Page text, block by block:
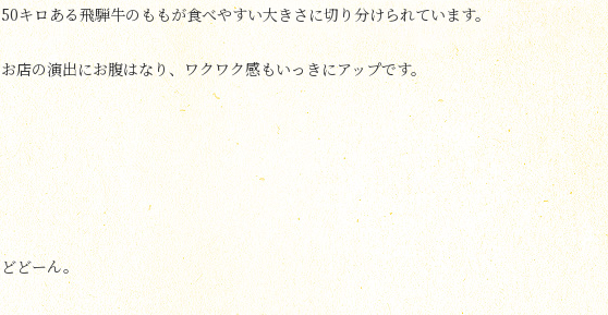
50キロある飛騨牛のももが食べやすい大きさに切り分けられています。
お店の演出にお腹はなり、ワクワク感もいっきにアップです。
どどーん。